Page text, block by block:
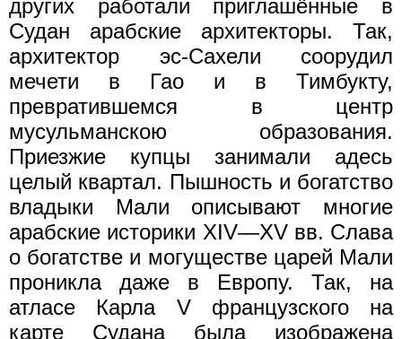
других работали приглашённые в
Судан арабские архитекторы. Так,
архитектор эс-Сахели соорудил
мечети в Гао и в Тимбукту,
превратившемся в центр
мусульманскою образования.
Приезжие купцы занимали адесь
целый квартал. Пышность и богатство
владыки Мали описывают многие
арабские историки XIV—XV вв. Слава
о богатстве и могуществе царей Мали
проникла даже в Европу. Так, на
атласе Карла V французского на
карте Судана была изображена